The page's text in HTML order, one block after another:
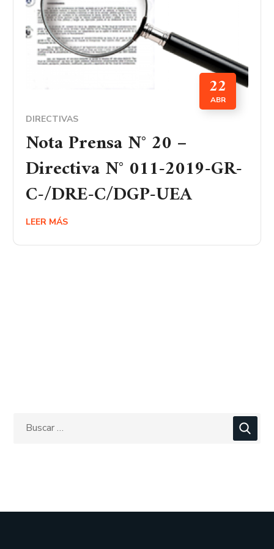
22
ABR
DIRECTIVAS
Nota Prensa N° 20 –
Directiva N° 011-2019-GR-
C-/DRE-C/DGP-UEA
LEER MÁS